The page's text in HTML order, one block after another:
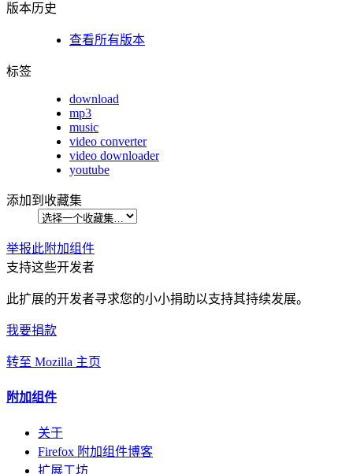
版本历史
查看所有版本
标签
download
mp3
music
video converter
video downloader
youtube
添加到收藏集
举报此附加组件
支持这些开发者
此扩展的开发者寻求您的小小捐助以支持其持续发展。
我要捐款
转至 Mozilla 主页
附加组件
关于
Firefox 附加组件博客
扩展工坊